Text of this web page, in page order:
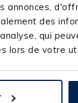
annonces,
des
qui
lors de votre